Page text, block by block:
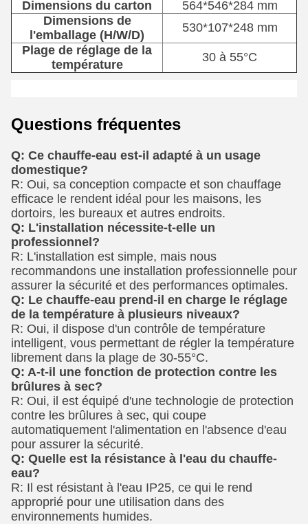
Dimensions du carton
564*546*284 mm
Dimensions de
l'emballage (H/W/D)
530*107*248 mm
Plage de réglage de la
température
30 à 55°C
Questions fréquentes
Q: Ce chauffe-eau est-il adapté à un usage
domestique?
R: Oui, sa conception compacte et son chauffage
efficace le rendent idéal pour les maisons, les
dortoirs, les bureaux et autres endroits.
Q: L'installation nécessite-t-elle un
professionnel?
R: L'installation est simple, mais nous
recommandons une installation professionnelle pour
assurer la sécurité et des performances optimales.
Q: Le chauffe-eau prend-il en charge le réglage
de la température à plusieurs niveaux?
R: Oui, il dispose d'un contrôle de température
intelligent, vous permettant de régler la température
librement dans la plage de 30-55°C.
Q: A-t-il une fonction de protection contre les
brûlures à sec?
R: Oui, il est équipé d'une technologie de protection
contre les brûlures à sec, qui coupe
automatiquement l'alimentation en l'absence d'eau
pour assurer la sécurité.
Q: Quelle est la résistance à l'eau du chauffe-
eau?
R: Il est résistant à l'eau IP25, ce qui le rend
approprié pour une utilisation dans des
environnements humides.